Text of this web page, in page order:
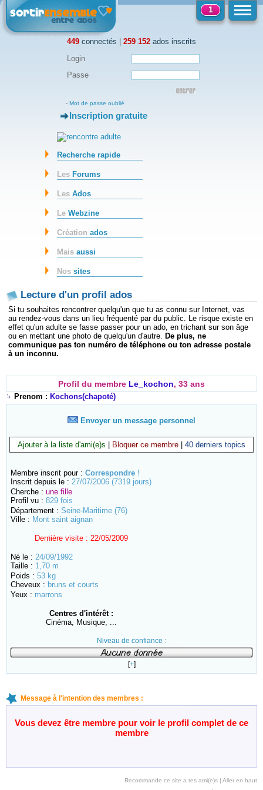
449 connectés | 259 152 ados inscrits
1
Login
Passe
- Mot de passe oublié
-Inscription gratuite
Recherche rapide
Les Forums
LesAdos
LeWebzine
Créationados
Maisaussi
Nossites
Lecture d'un profil ados
Si tu souhaites rencontrer quelqu'un que tu as connu sur Internet, vas
au rendez-vous dans un lieu fréquenté par du public. Le risque existe en
effet qu'un adulte se fasse passer pour un ado, en trichant sur son âge
ou en mettant une photo de quelqu'un d'autre. De plus, ne
communique pas ton numéro de téléphone ou ton adresse postale
à un inconnu.
Profil du membre Le_kochon, 33 ans
Prenom : Kochons(chapoté)
Envoyer un message personnel
Ajouter à la liste d'ami(e)s Bloquer ce membre 40 derniers topics
Membre inscrit pour : Correspondre !
Inscrit depuis le : 27/07/2006 (7319 jours)
Cherche : une fille
Profil vu : 829 fois
Département : Seine-Maritime (76)
Ville : Mont saint aignan
Dernière visite : 22/05/2009
Né le : 24/09/1992
Taille : 1,70 m
Poids : 53 kg
Cheveux : bruns et courts
Yeux : marrons
Centres d'intérêt :
Cinéma, Musique, ...
Niveau de confiance :
[+]
Message à l'intention des membres :
Vous devez être membre pour voir le profil complet de ce
membre
Recommande ce site a tes ami(e)s | Aller en haut